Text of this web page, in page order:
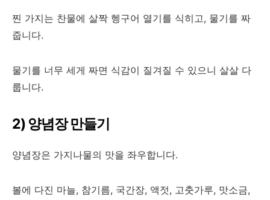
찐 가지는 찬물에 살짝 헹구어 열기를 식히고, 물기를 짜
줍니다.
물기를 너무 세게 짜면 식감이 질겨질 수 있으니 살살 다
룹니다.
2) 양념장 만들기
양념장은 가지나물의 맛을 좌우합니다.
볼에 다진 마늘, 참기름, 국간장, 액젓, 고춧가루, 맛소금,